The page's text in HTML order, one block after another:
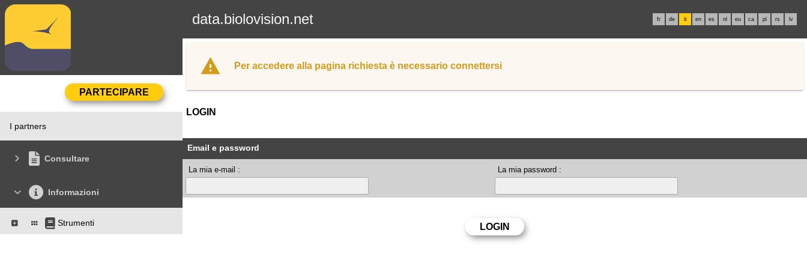
data.biolovision.net fr de it en es nl eu ca pl rs lv
I partners
Consultare
Informazioni
Strumenti
Per accedere alla pagina richiesta è necessario connettersi
LOGIN
Email e password
La mia e-mail : La mia password :